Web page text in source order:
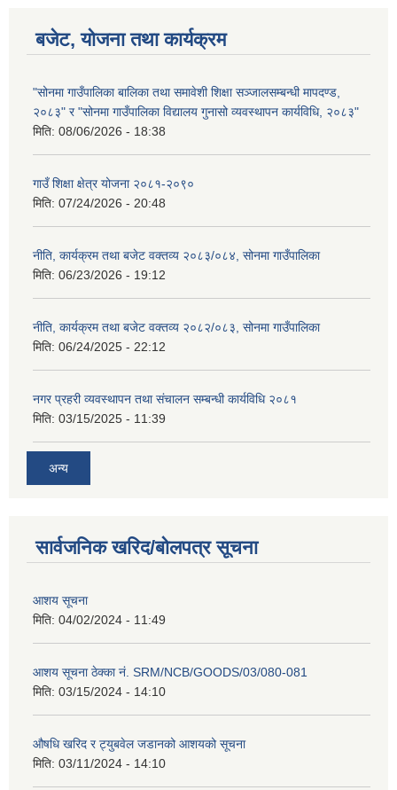
बजेट, योजना तथा कार्यक्रम
"सोनमा गाउँपालिका बालिका तथा समावेशी शिक्षा सञ्जालसम्बन्धी मापदण्ड,
२०८३" र "सोनमा गाउँपालिका विद्यालय गुनासो व्यवस्थापन कार्यविधि, २०८३"
मिति: 08/06/2026 - 18:38
गाउँ शिक्षा क्षेत्र योजना २०८१-२०९०
मिति: 07/24/2026 - 20:48
नीति, कार्यक्रम तथा बजेट वक्तव्य २०८३/०८४, सोनमा गाउँपालिका
मिति: 06/23/2026 - 19:12
नीति, कार्यक्रम तथा बजेट वक्तव्य २०८२/०८३, सोनमा गाउँपालिका
मिति: 06/24/2025 - 22:12
नगर प्रहरी व्यवस्थापन तथा संचालन सम्बन्धी कार्यविधि २०८१
मिति: 03/15/2025 - 11:39
अन्य
सार्वजनिक खरिद/बोलपत्र सूचना
आशय सूचना
मिति: 04/02/2024 - 11:49
आशय सूचना ठेक्का नं. SRM/NCB/GOODS/03/080-081
मिति: 03/15/2024 - 14:10
औषधि खरिद र ट्युबवेल जडानको आशयको सूचना
मिति: 03/11/2024 - 14:10